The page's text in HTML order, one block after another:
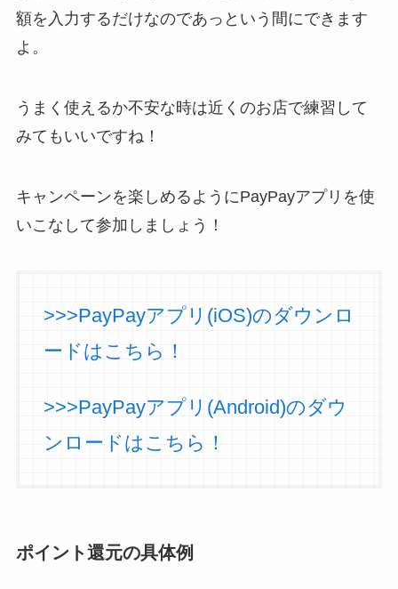
額を入力するだけなのであっという間にできます
よ。
うまく使えるか不安な時は近くのお店で練習して
みてもいいですね！
キャンペーンを楽しめるようにPayPayアプリを使
いこなして参加しましょう！
>>>PayPayアプリ(iOS)のダウンロ
ードはこちら！
>>>PayPayアプリ(Android)のダウ
ンロードはこちら！
ポイント還元の具体例